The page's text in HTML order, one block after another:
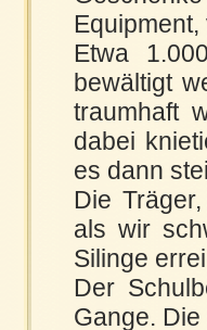
Etwa
bewältigt
traumhaft
dabei
es dann
Die
als wir
Silinge
Der
Gange.